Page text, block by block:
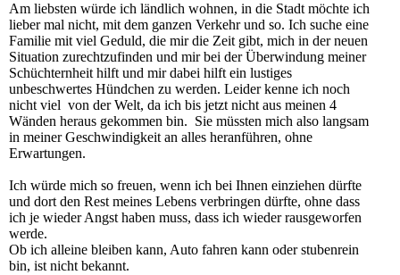
Am liebsten würde ich ländlich wohnen, in die Stadt möchte ich
lieber mal nicht, mit dem ganzen Verkehr und so. Ich suche eine
Familie mit viel Geduld, die mir die Zeit gibt, mich in der neuen
Situation zurechtzufinden und mir bei der Überwindung meiner
Schüchternheit hilft und mir dabei hilft ein lustiges
unbeschwertes Hündchen zu werden. Leider kenne ich noch
nicht viel von der Welt, da ich bis jetzt nicht aus meinen 4
Wänden heraus gekommen bin. Sie müssten mich also langsam
in meiner Geschwindigkeit an alles heranführen, ohne
Erwartungen.
Ich würde mich so freuen, wenn ich bei Ihnen einziehen dürfte
und dort den Rest meines Lebens verbringen dürfte, ohne dass
ich je wieder Angst haben muss, dass ich wieder rausgeworfen
werde.
Ob ich alleine bleiben kann, Auto fahren kann oder stubenrein
bin, ist nicht bekannt.